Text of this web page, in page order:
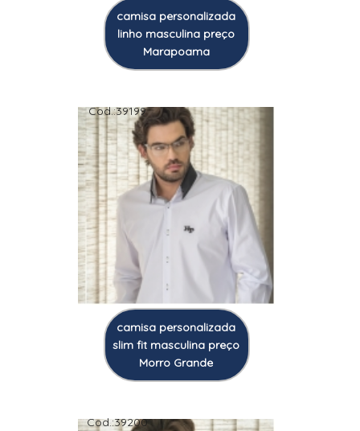
camisa personalizada
linho masculina preço
Marapoama
Cod.:39199
camisa personalizada
slim fit masculina preço
Morro Grande
Cod.:39200